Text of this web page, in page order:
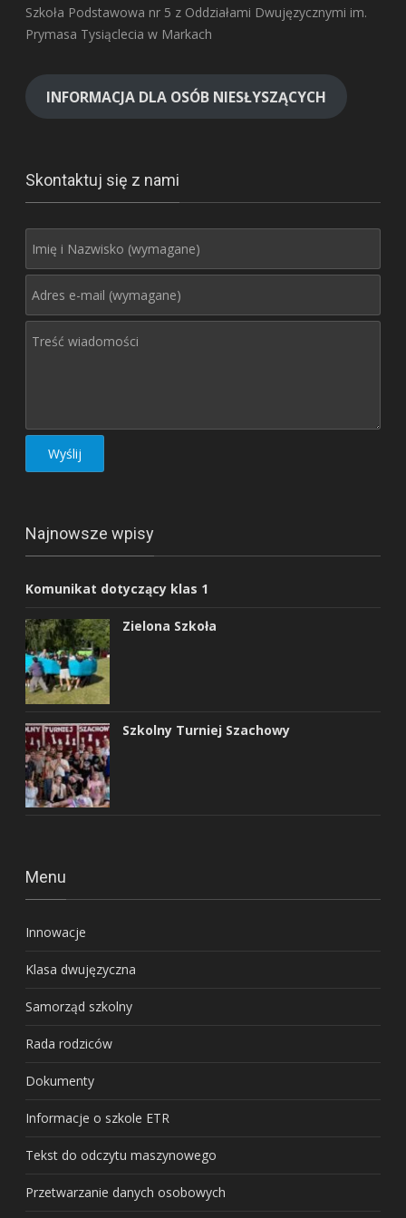
Szkoła Podstawowa nr 5 z Oddziałami Dwujęzycznymi im.
Prymasa Tysiąclecia w Markach
INFORMACJA DLA OSÓB NIESŁYSZĄCYCH
Skontaktuj się z nami
Najnowsze wpisy
Komunikat dotyczący klas 1
Zielona Szkoła
Szkolny Turniej Szachowy
Menu
Innowacje
Klasa dwujęzyczna
Samorząd szkolny
Rada rodziców
Dokumenty
Informacje o szkole ETR
Tekst do odczytu maszynowego
Przetwarzanie danych osobowych